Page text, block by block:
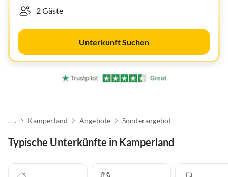
Unterkunft Suchen
. . . Kamperland Angebote Sonderangebot
Typische Unterkünfte in Kamperland